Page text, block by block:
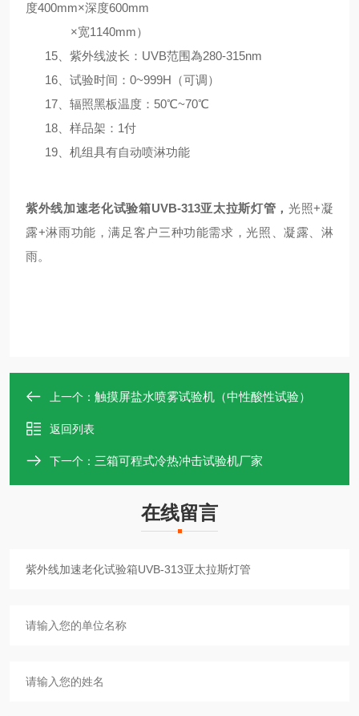
度400mm×深度600mm
×宽1140mm）
15、紫外线波长：UVB范围為280-315nm
16、试验时间：0~999H（可调）
17、辐照黑板温度：50℃~70℃
18、样品架：1付
19、机组具有自动喷淋功能
紫外线加速老化试验箱UVB-313亚太拉斯灯管 ，光照+凝
露+淋雨功能，满足客户三种功能需求，光照、凝露、淋
雨。
上一个： 触摸屏盐水喷雾试验机（中性酸性试验）
返回列表
下一个： 三箱可程式冷热冲击试验机厂家
在线留言